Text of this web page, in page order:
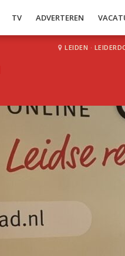
TV ADVERTEREN
LEIDEN ·